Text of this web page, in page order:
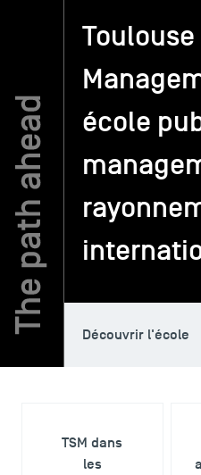
Entreprises
International
TSM-Research
TSM Doctoral
Alumni
école
Découvrir l'école
TSM dans
les